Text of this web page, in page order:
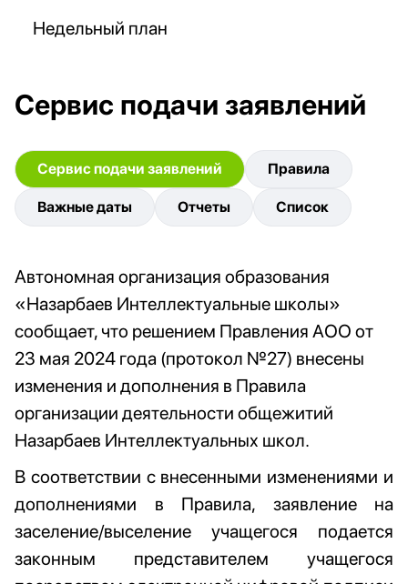
Недельный план
Сервис подачи заявлений
Сервис подачи заявлений Правила
Важные даты Отчеты Список
Автономная организация образования
«Назарбаев Интеллектуальные школы»
сообщает, что решением Правления АОО от
23 мая 2024 года (протокол №27) внесены
изменения и дополнения в Правила
организации деятельности общежитий
Назарбаев Интеллектуальных школ.
В соответствии с внесенными изменениями и
дополнениями в Правила, заявление на
заселение/выселение учащегося подается
законным представителем учащегося